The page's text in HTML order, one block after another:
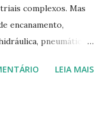
complexos. Mas
encanamento,
pneumática,
mais de 8.000
LEIA MAIS